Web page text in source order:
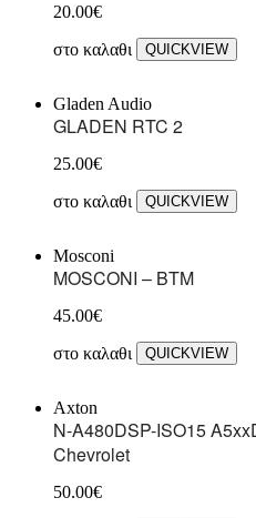
20.00€
στο καλαθι
QUICKVIEW
Gladen Audio
GLADEN RTC 2
25.00€
στο καλαθι
QUICKVIEW
Mosconi
MOSCONI – BTM
45.00€
στο καλαθι
QUICKVIEW
Axton
N-A480DSP-ISO15
Chevrolet
50.00€